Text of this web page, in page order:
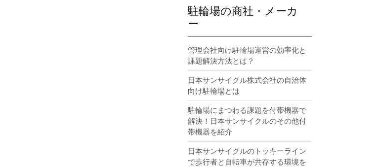
駐輪場の商社・メーカ
ー
管理会社向け駐輪場運営の効率化と
課題解決方法とは？
日本サンサイクル株式会社の自治体
向け駐輪場とは
駐輪場にまつわる課題を付帯機器で
解決！日本サンサイクルのその他付
帯機器を紹介
日本サンサイクルのトッキーライン
で歩行者と自転車が共存する環境を